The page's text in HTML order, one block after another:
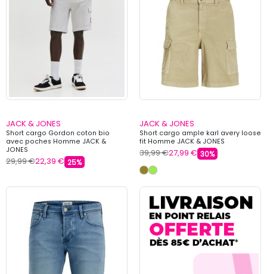
JACK & JONES
Short cargo Gordon coton bio
avec poches Homme JACK &
JONES
29,99 €22,39 € 25%
JACK & JONES
Short cargo ample karl avery loose
fit Homme JACK & JONES
39,99 €27,99 € 30%